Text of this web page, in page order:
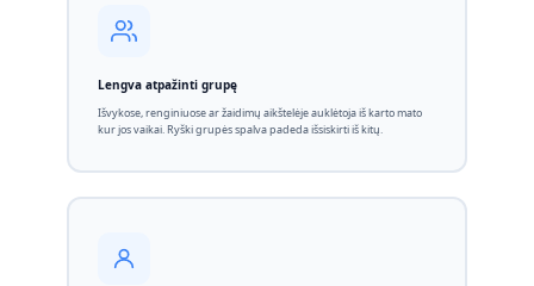
Lengva atpažinti grupę
Išvykose, renginiuose ar žaidimų aikštelėje auklėtoja iš karto mato
kur jos vaikai. Ryški grupės spalva padeda išsiskirti iš kitų.